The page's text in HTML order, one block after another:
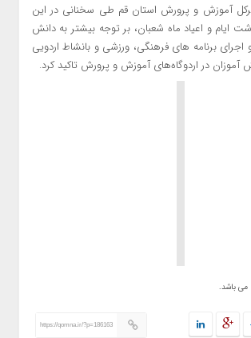
آموزش و پرورش استان قم طی سخنانی در این
ایام و اعیاد ماه شعبان، بر توجه بیشتر به دانش
اجرای برنامه های فرهنگی، ورزشی و بانشاط اردویی
آموزان در اردوگاه‌های آموزش و پرورش تاکید کرد.
باشد.
https://qomna.ir/?p=186163